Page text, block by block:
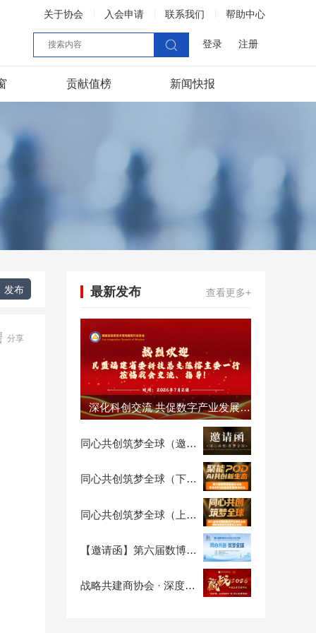
关于协会 入会申请 联系我们 帮助中心
登录 注册
贡献值榜 新闻快报
发布
分享
最新发布 查看更多+
深化科创交流 共促数字产业发展 —— 民盟福建省直属科技总支陈榕主委一行莅临我会指导交流
同心共创筑梦全球（邀请函）
同心共创筑梦全球（下午场）
同心共创筑梦全球（上午场）
【邀请函】第六届数博会暨2026循序自生长，新商业生态专业分论坛
战略共建商协会 · 深度参访计划第二期：走进清铧股份，探秘茶文化经营智慧